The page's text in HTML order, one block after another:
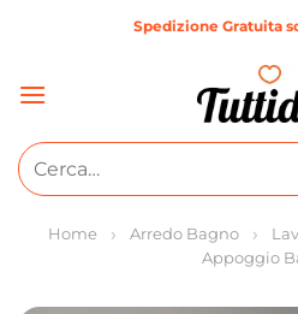
Spedizione Gratuita
Cerca:
Home Arredo Bagno
Appoggio